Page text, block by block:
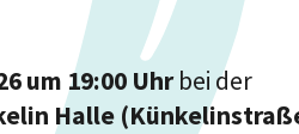
um 19:00 Uhrbei der
Halle